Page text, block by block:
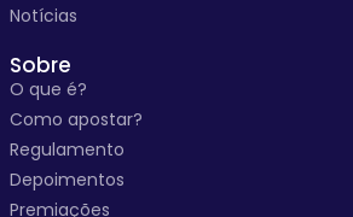
Notícias
Sobre
O que é?
Como apostar?
Regulamento
Depoimentos
Premiações